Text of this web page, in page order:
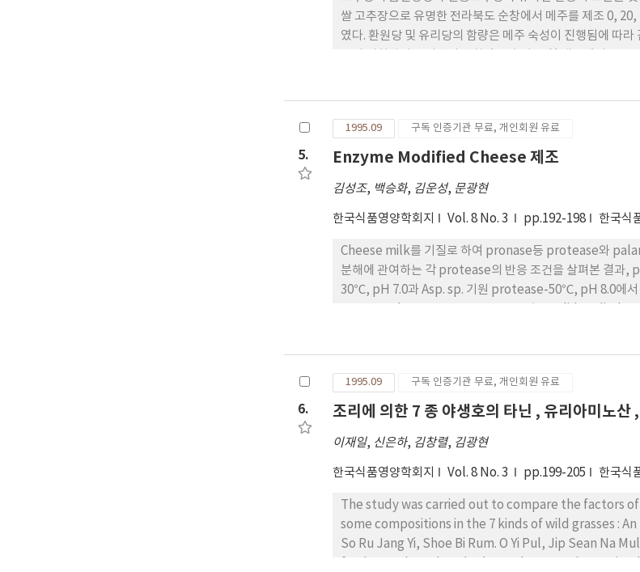
쌀 고추장으로 유명한 전라북도 순창에서 메주를 제조 0, 20, 40, 60일 숙성하여 숙성기간별로 구분된 메주의 화학적 특성 변화를 조사하
였다. 환원당 및 유리당의 함량은 메주 숙성이 진행됨에 따
속성 메주에서 가장 높은 함량을 보였으며 속성기간에 따
5.
1995.09 구독 인증기관 무료, 개인회원 유료
Enzyme Modified Cheese 제조
김성조, 백승화, 김운성, 문광현
한국식품영양학회지 Vol. 8 No. 3 pp.192-198 한국식
Cheese milk를 기질로 하여 pronase등 protease와
분해에 관여하는 각 protease의 반응 조건을 살펴본 결과, pronase-30℃, pH 7.0, pancreatin-40℃, pH 8.0, paciflc protease-
30℃, pH 7.0과 Asp. sp. 기원 protease-50℃, pH 8.0에서 최대의 활성을 보였으며, lipase의 반응 조건은 pancreatic lipase-50℃,
결과 반응 시간이 증가할수록 유리아미노산의 양과 유리
방산조성을 살펴본 결과 butyric acid, palmitic acid, stearic acid와 oleic acid의 함량이 보였다. Pancreatin에 의해 가수분해 후
각 lipase를 사용하여 제조한 EMC의 관능검사 결과, pancreatic lipase를 이용한 EMC가 가장 쓴맛이 강하였고, palatase에 의한
6.
1995.09 구독 인증기관 무료, 개인회원 유료
조리에 의한 7 종 야생호의 타닌 , 유리아미노산
이재일, 신은하, 김창렬, 김광현
한국식품영양학회지 Vol. 8 No. 3 pp.199-205 한국식
The study was carried out to compare the factors
some compositions in the 7 kinds of wild grasses : An Evening Primerose, a
So Ru Jang Yi, Shoe Bi Rum. O Yi Pul, Jip Sean Na Mul. Results were summaried as follows: 1. The Tannin contents of